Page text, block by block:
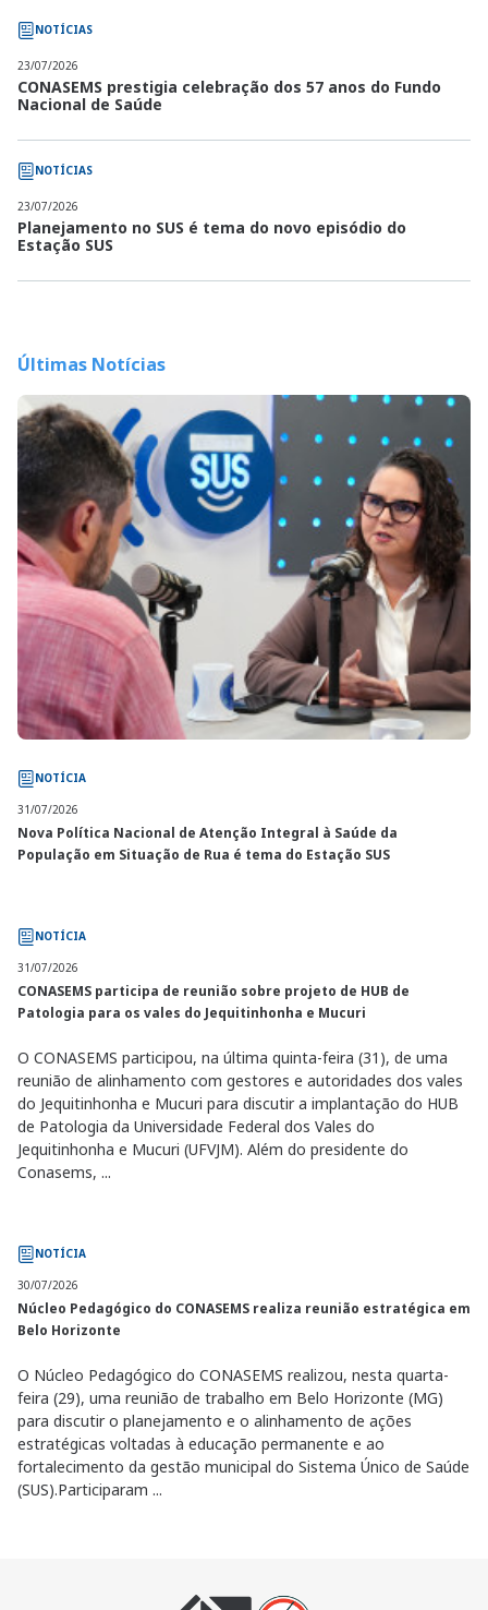
NOTÍCIAS
23/07/2026
CONASEMS prestigia celebração dos 57 anos do Fundo
Nacional de Saúde
NOTÍCIAS
23/07/2026
Planejamento no SUS é tema do novo episódio do
Estação SUS
Últimas Notícias
NOTÍCIA
31/07/2026
Nova Política Nacional de Atenção Integral à Saúde da
População em Situação de Rua é tema do Estação SUS
NOTÍCIA
31/07/2026
CONASEMS participa de reunião sobre projeto de HUB de
Patologia para os vales do Jequitinhonha e Mucuri
O CONASEMS participou, na última quinta-feira (31), de uma
reunião de alinhamento com gestores e autoridades dos vales
do Jequitinhonha e Mucuri para discutir a implantação do HUB
de Patologia da Universidade Federal dos Vales do
Jequitinhonha e Mucuri (UFVJM). Além do presidente do
Conasems, ...
NOTÍCIA
30/07/2026
Núcleo Pedagógico do CONASEMS realiza reunião estratégica em
Belo Horizonte
O Núcleo Pedagógico do CONASEMS realizou, nesta quarta-
feira (29), uma reunião de trabalho em Belo Horizonte (MG)
para discutir o planejamento e o alinhamento de ações
estratégicas voltadas à educação permanente e ao
fortalecimento da gestão municipal do Sistema Único de Saúde
(SUS).Participaram ...